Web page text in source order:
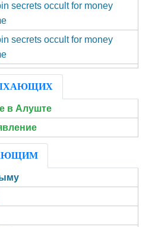
secrets occult for money
secrets occult for money
в Алуште